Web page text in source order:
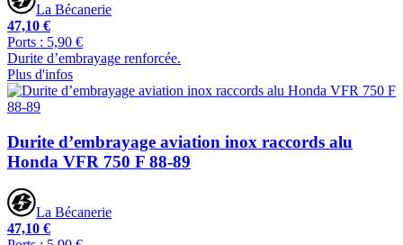
La Bécanerie
47,10 €
Ports : 5,90 €
Durite d’embrayage renforcée.
Plus d'infos
Durite d’embrayage aviation inox raccords alu
Honda VFR 750 F 88-89
La Bécanerie
47,10 €